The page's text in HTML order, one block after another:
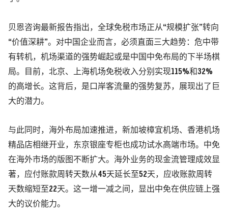
贝恩咨询最新报告指出，全球免税市场正从“规模扩张”转向
“价值深耕”。对中国企业而言，必须直面三大趋势：危中带
有转机，机场渠道的强势崛起或是中国中免布局的下半场棋
局。目前，北京、上海机场免税收入分别实现115%和32%
的高增长。这背后，是口岸客流量的强势复苏，展现出了巨
大的潜力。
与此同时，海外布局加速推进，新加坡樟宜机场、香港机场
精品店相继开业，东京银座专柜也成功试水高端市场。中免
在海外市场的版图不断扩大。海外业务的现金流管理成效显
著，应付账款周转天数从45天延长至52天，应收账款周转
天数缩短至22天。这一增一减之间，显出中免在供应链上强
大的议价能力。